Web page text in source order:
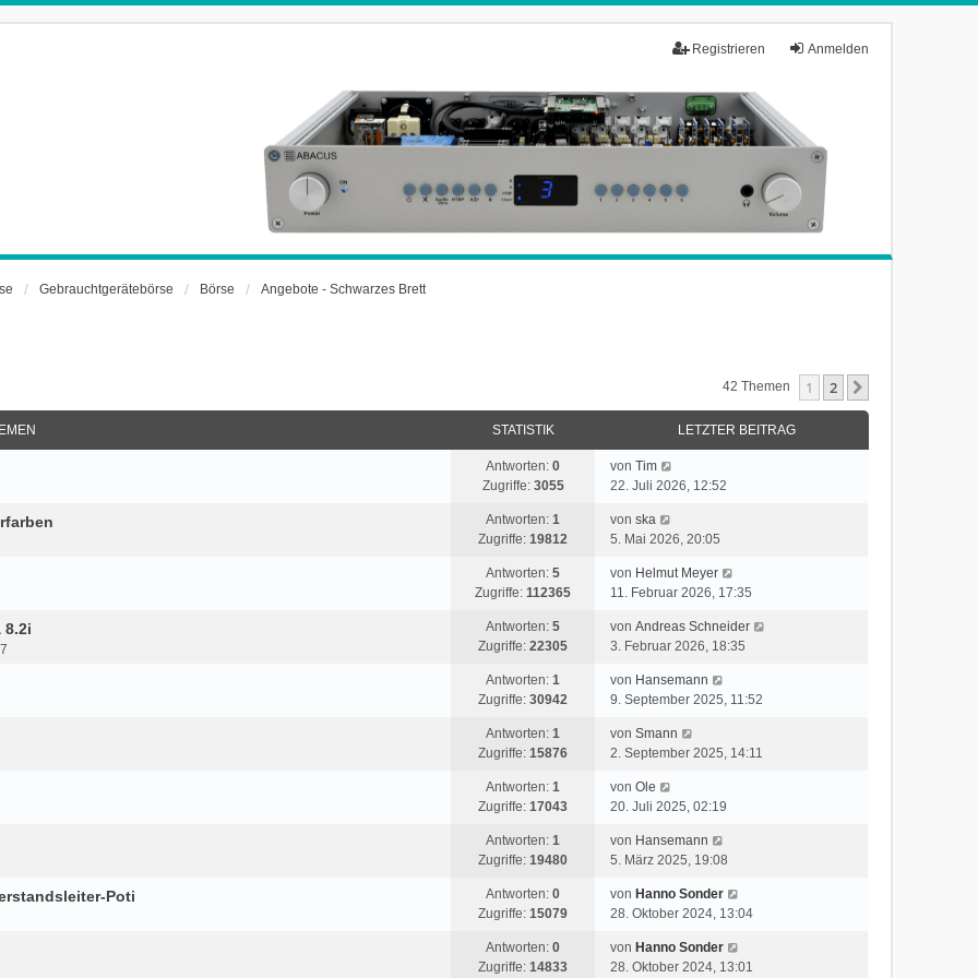
Anmelden
Registrieren
Gebrauchtgerätebörse Börse Angebote - Schwarzes Brett
42 Themen 1 2
STATISTIK LETZTER BEITRAG
Antworten:0
Zugriffe: 3055
vonTim
22. Juli 2026, 12:52
Antworten:1
Zugriffe:19812
vonska
5. Mai 2026, 20:05
Antworten:5
Zugriffe:112365
von Helmut Meyer
11. Februar 2026, 17:35
8.2i Antworten:5
Zugriffe:22305
vonAndreas Schneider
3. Februar 2026, 18:35
Antworten:1
Zugriffe:30942
von Hansemann
9. September 2025, 11:52
Antworten:1
Zugriffe:15876
vonSmann
2. September 2025, 14:11
Antworten:1
Zugriffe:17043
vonOle
20. Juli 2025, 02:19
Antworten:1
Zugriffe:19480
von Hansemann
5. März 2025, 19:08
Poti Antworten:0
Zugriffe:15079
von Hanno Sonder
28. Oktober 2024, 13:04
Antworten:0
Zugriffe:14833
von Hanno Sonder
28. Oktober 2024, 13:01